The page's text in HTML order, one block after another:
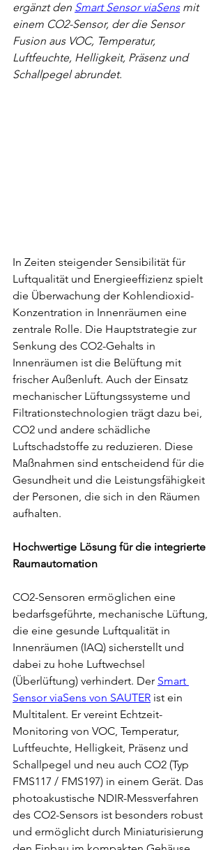
ergänzt den Smart Sensor viaSens mit
einem CO2-Sensor, der die Sensor
Fusion aus VOC, Temperatur,
Luftfeuchte, Helligkeit, Präsenz und
Schallpegel abrundet.
In Zeiten steigender Sensibilität für
Luftqualität und Energieeffizienz spielt
die Überwachung der Kohlendioxid-
Konzentration in Innenräumen eine
zentrale Rolle. Die Hauptstrategie zur
Senkung des CO2-Gehalts in
Innenräumen ist die Belüftung mit
frischer Außenluft. Auch der Einsatz
mechanischer Lüftungssysteme und
Filtrationstechnologien trägt dazu bei,
CO2 und andere schädliche
Luftschadstoffe zu reduzieren. Diese
Maßnahmen sind entscheidend für die
Gesundheit und die Leistungsfähigkeit
der Personen, die sich in den Räumen
aufhalten.
Hochwertige Lösung für die integrierte
Raumautomation
CO2-Sensoren ermöglichen eine
bedarfsgeführte, mechanische Lüftung,
die eine gesunde Luftqualität in
Innenräumen (IAQ) sicherstellt und
dabei zu hohe Luftwechsel
(Überlüftung) verhindert. Der Smart
Sensor viaSens von SAUTER ist ein
Multitalent. Er vereint Echtzeit-
Monitoring von VOC, Temperatur,
Luftfeuchte, Helligkeit, Präsenz und
Schallpegel und neu auch CO2 (Typ
FMS117 / FMS197) in einem Gerät. Das
photoakustische NDIR-Messverfahren
des CO2-Sensors ist besonders robust
und ermöglicht durch Miniaturisierung